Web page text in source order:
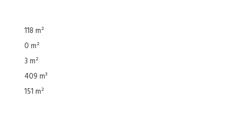
118 m²
0 m²
3 m²
409 m³
151 m²